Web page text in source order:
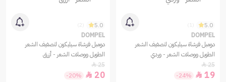
5.0
DOMPEL
دومبل فرشاة سيليكون لتصفيف الشعر
الطويل ووصلات الشعر - وردي
25

19

-24%
5.0
DOMPEL
دومبل فرشاة سيليكون لتصفيف الشعر
الطويل ووصلات الشعر - أزرق
25

20

-20%